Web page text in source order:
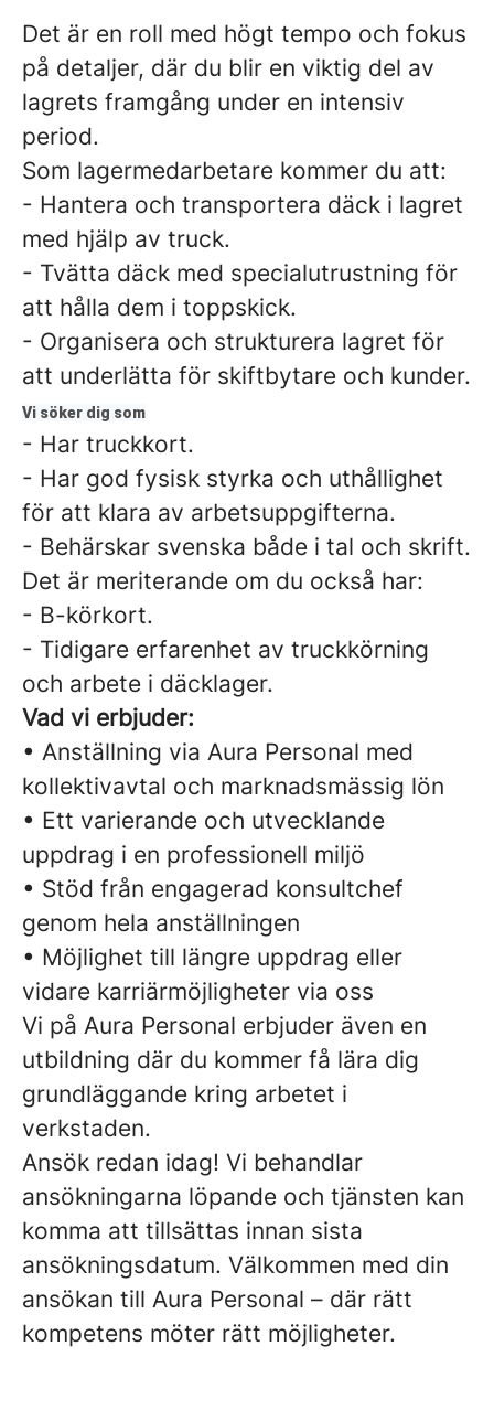
Det är en roll med högt tempo och fokus
på detaljer, där du blir en viktig del av
lagrets framgång under en intensiv
period.
Som lagermedarbetare kommer du att:
- Hantera och transportera däck i lagret
med hjälp av truck.
- Tvätta däck med specialutrustning för
att hålla dem i toppskick.
- Organisera och strukturera lagret för
att underlätta för skiftbytare och kunder.
Vi söker dig som
- Har truckkort.
- Har god fysisk styrka och uthållighet
för att klara av arbetsuppgifterna.
- Behärskar svenska både i tal och skrift.
Det är meriterande om du också har:
- B-körkort.
- Tidigare erfarenhet av truckkörning
och arbete i däcklager.
Vad vi erbjuder:
• Anställning via Aura Personal med
kollektivavtal och marknadsmässig lön
• Ett varierande och utvecklande
uppdrag i en professionell miljö
• Stöd från engagerad konsultchef
genom hela anställningen
• Möjlighet till längre uppdrag eller
vidare karriärmöjligheter via oss
Vi på Aura Personal erbjuder även en
utbildning där du kommer få lära dig
grundläggande kring arbetet i
verkstaden.
Ansök redan idag! Vi behandlar
ansökningarna löpande och tjänsten kan
komma att tillsättas innan sista
ansökningsdatum. Välkommen med din
ansökan till Aura Personal – där rätt
kompetens möter rätt möjligheter.